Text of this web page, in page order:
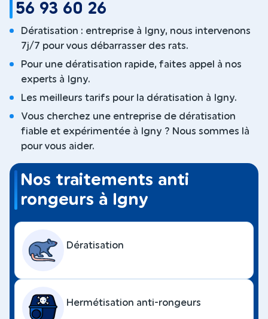
56 93 60 26
Dératisation : entreprise à Igny, nous intervenons
7j/7 pour vous débarrasser des rats.
Pour une dératisation rapide, faites appel à nos
experts à Igny.
Les meilleurs tarifs pour la dératisation à Igny.
Vous cherchez une entreprise de dératisation
fiable et expérimentée à Igny ? Nous sommes là
pour vous aider.
Nos traitements anti
rongeurs à Igny
Dératisation
Hermétisation anti-rongeurs